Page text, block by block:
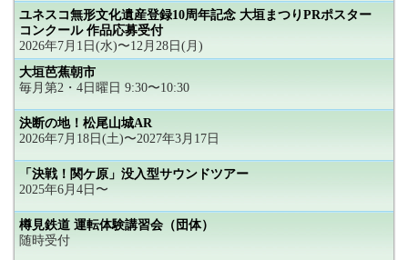
ユネスコ無形文化遺産登録10周年記念 大垣まつりPRポスター
コンクール 作品応募受付
2026年7月1日(水)〜12月28日(月)
大垣芭蕉朝市
毎月第2・4日曜日 9:30〜10:30
決断の地！松尾山城AR
2026年7月18日(土)〜2027年3月17日
「決戦！関ケ原」没入型サウンドツアー
2025年6月4日〜
樽見鉄道 運転体験講習会（団体）
随時受付